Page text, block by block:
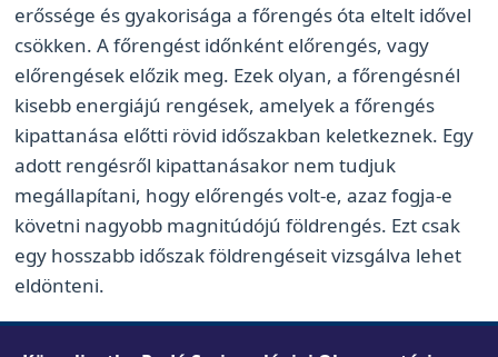
erőssége és gyakorisága a főrengés óta eltelt idővel
csökken. A főrengést időnként előrengés, vagy
előrengések előzik meg. Ezek olyan, a főrengésnél
kisebb energiájú rengések, amelyek a főrengés
kipattanása előtti rövid időszakban keletkeznek. Egy
adott rengésről kipattanásakor nem tudjuk
megállapítani, hogy előrengés volt-e, azaz fogja-e
követni nagyobb magnitúdójú földrengés. Ezt csak
egy hosszabb időszak földrengéseit vizsgálva lehet
eldönteni.